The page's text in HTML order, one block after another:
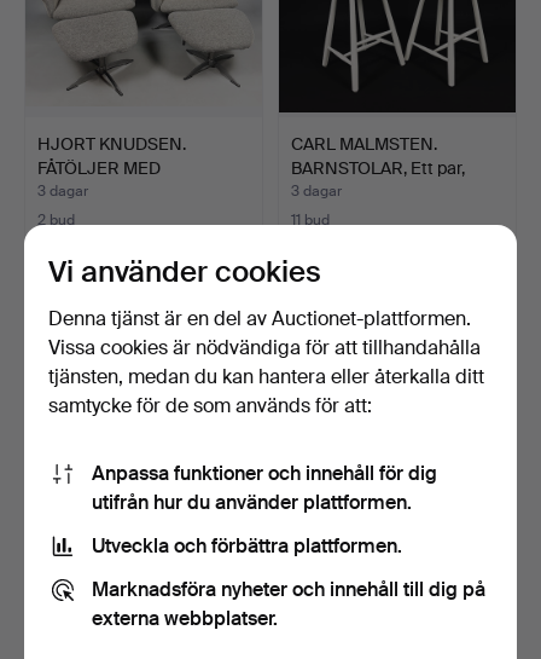
HJORT KNUDSEN.
FÅTÖLJER MED
FOTPALLAR, 2 s…
3 dagar
2 bud
CARL MALMSTEN.
BARNSTOLAR, Ett par,
"Lilla…
3 dagar
11 bud
NATTDUKSBORD, ett par,
AB Carlström & Co M…
4 dagar
HALLMÖBLER, 3 delar,
8 dagar
Vi använder cookies
Denna tjänst är en del av Auctionet-plattformen.
Vissa cookies är nödvändiga för att tillhandahålla
tjänsten, medan du kan hantera eller återkalla ditt
samtycke för de som används för att:
Anpassa funktioner och innehåll för dig
utifrån hur du använder plattformen.
Utveckla och förbättra plattformen.
Marknadsföra nyheter och innehåll till dig på
externa webbplatser.